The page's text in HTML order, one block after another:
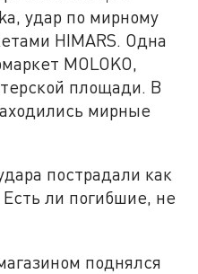
удар по мирному
HIMARS. Одна
MOLOKO,
площади. В
мирные
пострадали как
ли погибшие, не
поднялся